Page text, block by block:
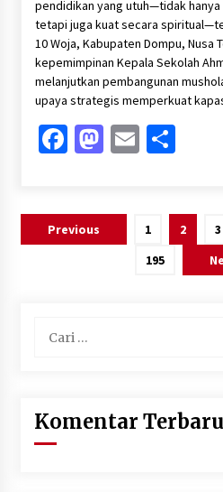
pendidikan yang utuh—tidak
tetapi juga kuat secara
10 Woja, Kabupaten Dompu, Nusa
kepemimpinan Kepala Sekolah
melanjutkan pembangunan
upaya strategis memperkuat
Facebook
Mastodon
Email
Paginasi
Previous 1 2 3
195
untuk:
Komentar Terbaru